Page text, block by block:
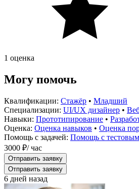
1 оценка
Могу помочь
Квалификации: Стажёр • Младший
Специализации: UI/UX дизайнер •
Навыки: Прототипирование •
Оценка: Оценка навыков • Оценка
Помощь с задачей: Помощь с
3000 ₽/ час
Отправить заявку
Отправить заявку
6 дней назад